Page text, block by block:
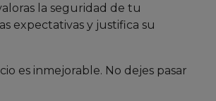
la seguridad de tu
expectativas y justifica su
es inmejorable. No dejes pasar